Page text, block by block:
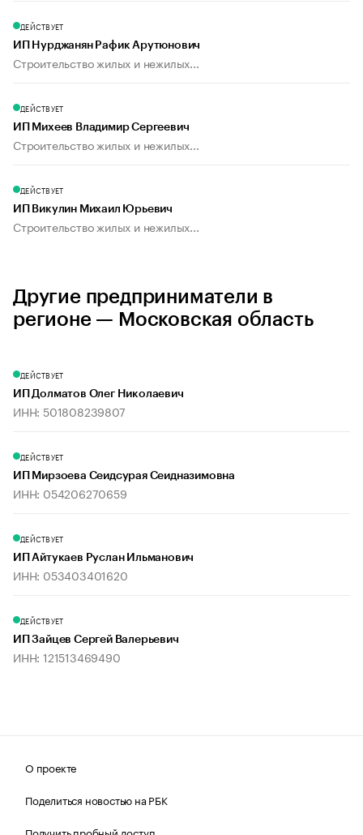
ДЕЙСТВУЕТ
ИП Нурджанян Рафик Арутюнович
Строительство жилых и нежилых...
ДЕЙСТВУЕТ
ИП Михеев Владимир Сергеевич
Строительство жилых и нежилых...
ДЕЙСТВУЕТ
ИП Викулин Михаил Юрьевич
Строительство жилых и нежилых...
Другие предприниматели в
регионе — Московская область
ДЕЙСТВУЕТ
ИП Долматов Олег Николаевич
ИНН: 501808239807
ДЕЙСТВУЕТ
ИП Мирзоева Сеидсурая Сеидназимовна
ИНН: 054206270659
ДЕЙСТВУЕТ
ИП Айтукаев Руслан Ильманович
ИНН: 053403401620
ДЕЙСТВУЕТ
ИП Зайцев Сергей Валерьевич
ИНН: 121513469490
О проекте
Поделиться новостью на РБК